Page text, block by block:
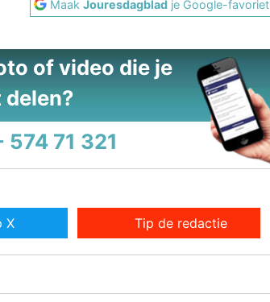
MaakJouresdagblad je Google-favoriet
of video die je
574 71 321
X Tip de redactie